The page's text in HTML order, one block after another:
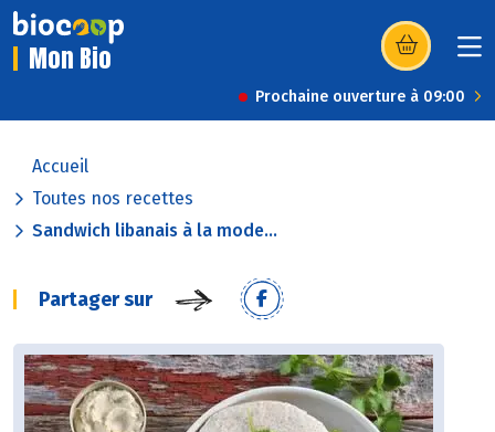
Mon Bio (s’ouvre dans
Prochaine ouverture à 09:00
Accueil
Toutes nos recettes
Sandwich libanais à la mode...
Partager sur